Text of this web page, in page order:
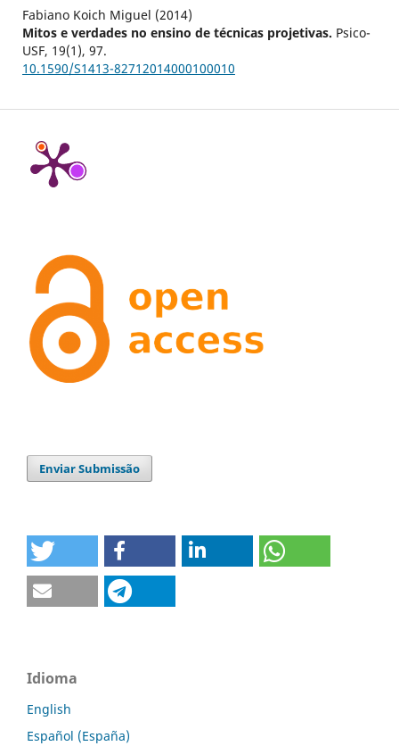
Fabiano Koich Miguel (2014)
Mitos e verdades no ensino de técnicas projetivas. Psico-
USF, 19(1), 97.
10.1590/S1413-82712014000100010
Enviar Submissão
Idioma
English
Español (España)